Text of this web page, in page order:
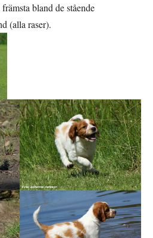
bland de stående
(alla raser).